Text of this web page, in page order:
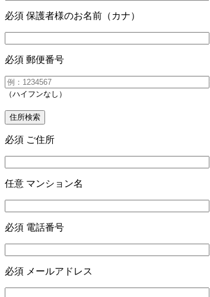
必須 保護者様のお名前（カナ）
必須 郵便番号
（ハイフンなし）
住所検索
必須 ご住所
任意 マンション名
必須 電話番号
必須 メールアドレス